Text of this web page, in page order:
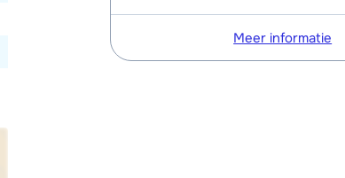
Meer informatie